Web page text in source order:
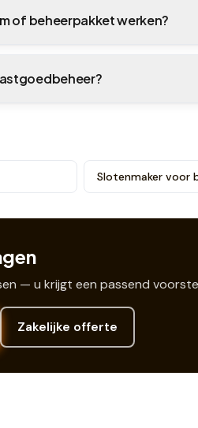
of beheerpakket werken?
Slotenmaker voor
— u krijgt een passend
Zakelijke offerte